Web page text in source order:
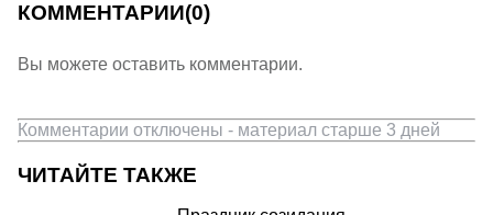
КОММЕНТАРИИ(0)
Вы можете оставить комментарии.
Комментарии отключены - материал старше 3 дней
ЧИТАЙТЕ ТАКЖЕ